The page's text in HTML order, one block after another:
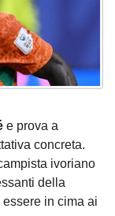
e prova a
concreta.
ivoriano
della
in cima ai